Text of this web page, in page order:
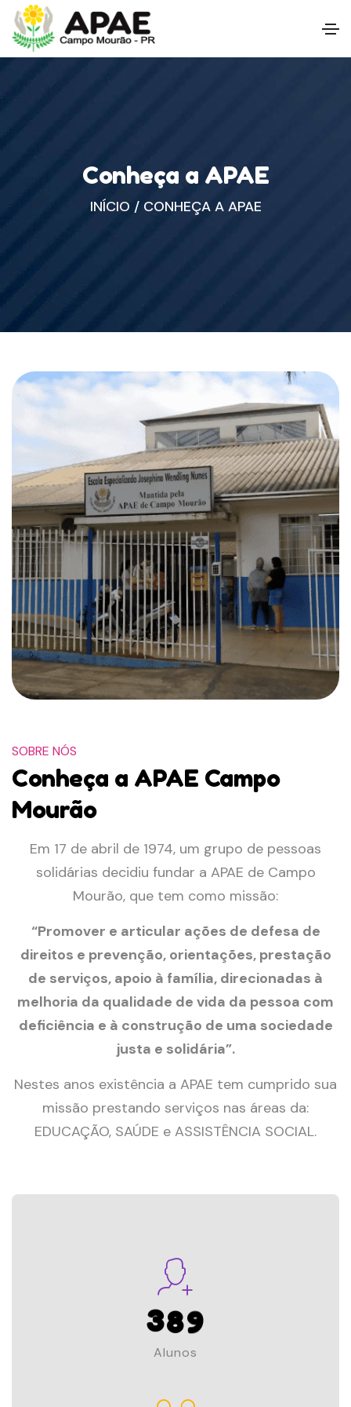
Conheça a APAE
INÍCIO / CONHEÇA A APAE
SOBRE NÓS
Conheça a APAE Campo
Mourão
Em 17 de abril de 1974, um grupo de pessoas
solidárias decidiu fundar a APAE de Campo
Mourão, que tem como missão:
“Promover e articular ações de defesa de
direitos e prevenção, orientações, prestação
de serviços, apoio à família, direcionadas à
melhoria da qualidade de vida da pessoa com
deficiência e à construção de uma sociedade
justa e solidária”.
Nestes anos existência a APAE tem cumprido sua
missão prestando serviços nas áreas da:
EDUCAÇÃO, SAÚDE e ASSISTÊNCIA SOCIAL.
2
3
4
0
1
2
4
6
7
8
9
0
1
2
3
5
8
9
Alunos
1
2
3
4
5 0